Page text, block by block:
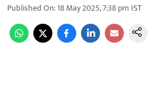
Published On:18 May 2025, 7:38 pm IST